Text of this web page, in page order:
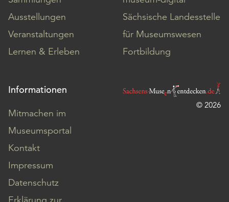
Ausstellungen
Veranstaltungen
Lernen & Erleben
Sächsische Landesstelle
für Museumswesen
Fortbildung
Informationen
Mitmachen im
Museumsportal
Kontakt
Impressum
Datenschutz
© 2026